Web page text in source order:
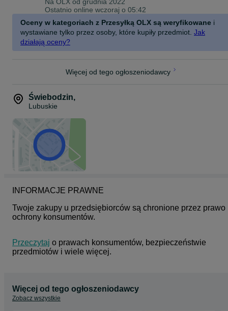
Ostatnio online wczoraj o 05:42
Oceny w kategoriach z Przesyłką OLX są weryfikowane i
wystawiane tylko przez osoby, które kupiły przedmiot. Jak
działają oceny?
Więcej od tego ogłoszeniodawcy
Świebodzin,
Lubuskie
INFORMACJE PRAWNE
Twoje zakupy u przedsiębiorców są chronione przez prawo
ochrony konsumentów.
Przeczytaj o prawach konsumentów, bezpieczeństwie
przedmiotów i wiele więcej.
Więcej od tego ogłoszeniodawcy
Zobacz wszystkie